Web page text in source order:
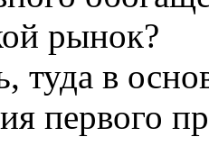
рынок?
туда в
первого